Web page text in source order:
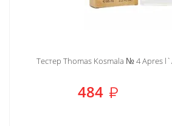
Тестер Thomas Kosmala № 4 Apres
484